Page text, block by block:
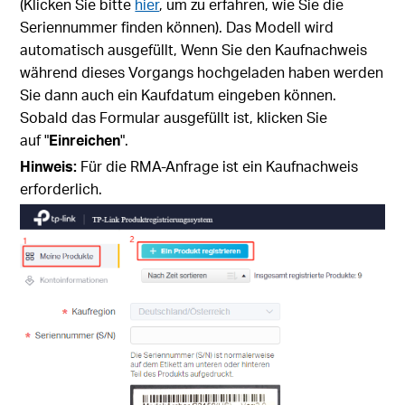
(Klicken Sie bitte hier, um zu erfahren, wie Sie die
Seriennummer finden können). Das Modell wird
automatisch ausgefüllt, Wenn Sie den Kaufnachweis
während dieses Vorgangs hochgeladen haben werden
Sie dann auch ein Kaufdatum eingeben können.
Sobald das Formular ausgefüllt ist, klicken Sie
auf"Einreichen".
Hinweis: Für die RMA-Anfrage ist ein Kaufnachweis
erforderlich.